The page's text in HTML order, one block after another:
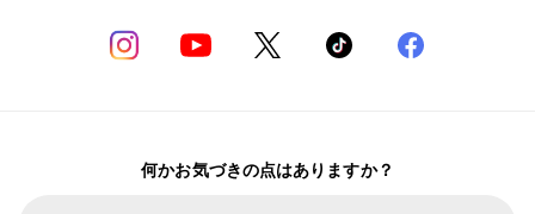
何かお気づきの点はありますか？